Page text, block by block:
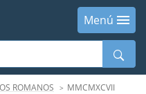
Menú
ROMANOS MMCMXCVII